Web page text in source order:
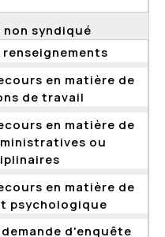
syndiqué
en matière de
de travail
en matière de
ou
en matière de
psychologique
d'enquête
non-respect du cadre
d’une personne à
de la performance
sur le non-
concernant la
à titre de
de la